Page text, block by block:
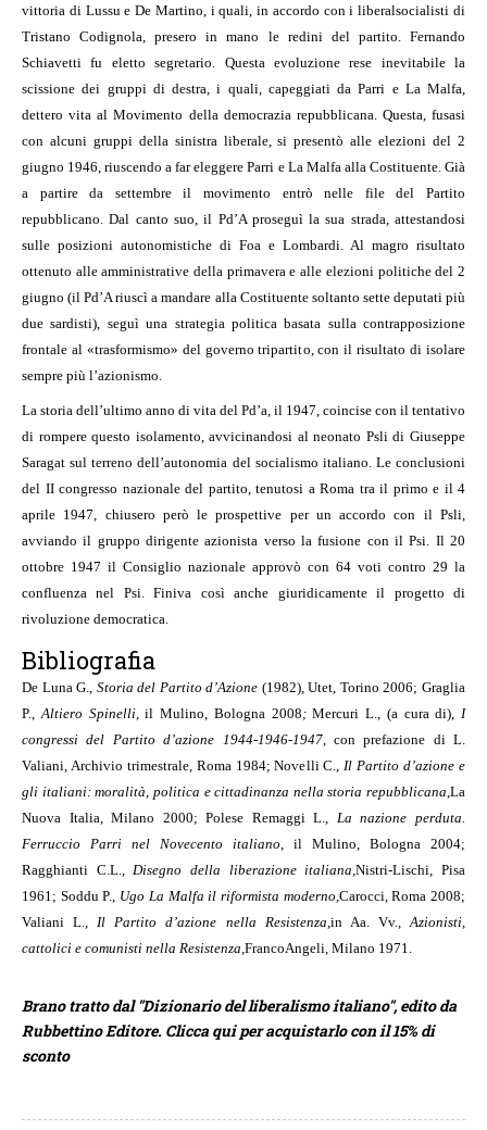
vittoria di Lussu e De Martino, i quali, in accordo con i liberalsocialisti di
Tristano Codignola, presero in mano le redini del partito. Fernando
Schiavetti fu eletto segretario. Questa evoluzione rese inevitabile la
scissione dei gruppi di destra, i quali, capeggiati da Parri e La Malfa,
dettero vita al Movimento della democrazia repubblicana. Questa, fusasi
con alcuni gruppi della sinistra liberale, si presentò alle elezioni del 2
giugno 1946, riuscendo a far eleggere Parri e La Malfa alla Costituente. Già
a partire da settembre il movimento entrò nelle file del Partito
repubblicano. Dal canto suo, il Pd’A proseguì la sua strada, attestandosi
sulle posizioni autonomistiche di Foa e Lombardi. Al magro risultato
ottenuto alle amministrative della primavera e alle elezioni politiche del 2
giugno (il Pd’A riuscì a mandare alla Costituente soltanto sette deputati più
due sardisti), seguì una strategia politica basata sulla contrapposizione
frontale al «trasformismo» del governo tripartito, con il risultato di isolare
sempre più l’azionismo.
La storia dell’ultimo anno di vita del Pd’a, il 1947, coincise con il tentativo
di rompere questo isolamento, avvicinandosi al neonato Psli di Giuseppe
Saragat sul terreno dell’autonomia del socialismo italiano. Le conclusioni
del II congresso nazionale del partito, tenutosi a Roma tra il primo e il 4
aprile 1947, chiusero però le prospettive per un accordo con il Psli,
avviando il gruppo dirigente azionista verso la fusione con il Psi. Il 20
ottobre 1947 il Consiglio nazionale approvò con 64 voti contro 29 la
confluenza nel Psi. Finiva così anche giuridicamente il progetto di
rivoluzione democratica.
Bibliografia
De Luna G., Storia del Partito d’Azione (1982), Utet, Torino 2006; Graglia
P.,Altiero Spinelli, il Mulino, Bologna 2008;Mercuri L., (a cura di), I
congressi del Partito d’azione 1944-1946-1947, con prefazione di L.
Valiani, Archivio trimestrale, Roma 1984; Novelli C., Il Partito d’azione e
gli italiani: moralità, politica e cittadinanza nella storia repubblicana,La
Nuova Italia, Milano 2000; Polese Remaggi L., La nazione perduta.
Ferruccio Parri nel Novecento italiano, il Mulino, Bologna 2004;
Ragghianti C.L.,Disegno della liberazione italiana,Nistri-Lischi, Pisa
1961; Soddu P., Ugo La Malfa il riformista moderno,Carocci, Roma 2008;
Valiani L., Il Partito d’azione nella Resistenza,in Aa. Vv.,Azionisti,
cattolici e comunisti nella Resistenza,FrancoAngeli, Milano 1971.
Brano tratto dal "Dizionario del liberalismo italiano", edito da
Rubbettino Editore. Clicca qui per acquistarlo con il 15% di
sconto